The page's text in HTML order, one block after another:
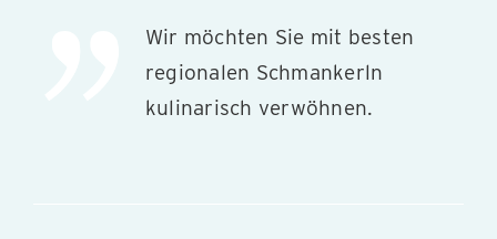
Wir möchten Sie mit besten
regionalen Schmankerln
kulinarisch verwöhnen.